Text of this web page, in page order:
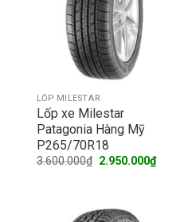
LỐP MILESTAR
Lốp xe Milestar
Patagonia Hàng Mỹ
P265/70R18
3.600.000₫ Original
2.950.000₫Current
price